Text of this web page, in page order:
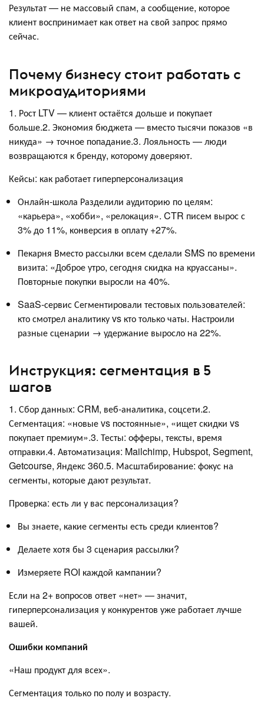
Результат — не массовый спам, а сообщение, которое
клиент воспринимает как ответ на свой запрос прямо
сейчас.
Почему бизнесу стоит работать с
микроаудиториями
1. Рост LTV — клиент остаётся дольше и покупает
больше.2. Экономия бюджета — вместо тысячи показов «в
никуда» → точное попадание.3. Лояльность — люди
возвращаются к бренду, которому доверяют.
Кейсы: как работает гиперперсонализация
Онлайн-школа Разделили аудиторию по целям:
«карьера», «хобби», «релокация». CTR писем вырос с
3% до 11%, конверсия в оплату +27%.
Пекарня Вместо рассылки всем сделали SMS по времени
визита: «Доброе утро, сегодня скидка на круассаны».
Повторные покупки выросли на 40%.
SaaS-сервис Сегментировали тестовых пользователей:
кто смотрел аналитику vs кто только чаты. Настроили
разные сценарии → удержание выросло на 22%.
Инструкция: сегментация в 5
шагов
1. Сбор данных: CRM, веб-аналитика, соцсети.2.
Сегментация: «новые vs постоянные», «ищет скидки vs
покупает премиум».3. Тесты: офферы, тексты, время
отправки.4. Автоматизация: Mailchimp, Hubspot, Segment,
Getcourse, Яндекс 360.5. Масштабирование: фокус на
сегменты, которые дают результат.
Проверка: есть ли у вас персонализация?
Вы знаете, какие сегменты есть среди клиентов?
Делаете хотя бы 3 сценария рассылки?
Измеряете ROI каждой кампании?
Если на 2+ вопросов ответ «нет» — значит,
гиперперсонализация у конкурентов уже работает лучше
вашей.
Ошибки компаний
«Наш продукт для всех».
Сегментация только по полу и возрасту.